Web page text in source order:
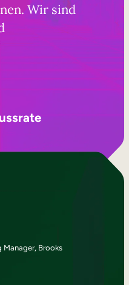
Wir sind
Manager, Brooks